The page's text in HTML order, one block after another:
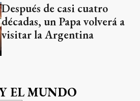
Después de casi cuatro
décadas, un Papa volverá a
visitar la Argentina
EL MUNDO